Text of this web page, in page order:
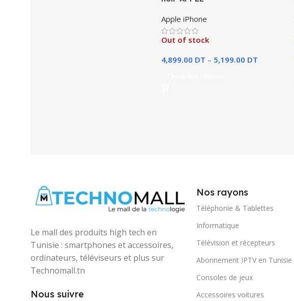
Apple iPhone
Out of stock
4,899.00 DT – 5,199.00 DT
Le mall des produits high tech en
Tunisie : smartphones et accessoires,
ordinateurs, téléviseurs et plus sur
Technomall.tn
Nous suivre
Nos rayons
Téléphonie & Tablettes
Informatique
Télévision et récepteurs
Abonnement IPTV en Tunisie
Consoles de jeux
Accessoires voitures